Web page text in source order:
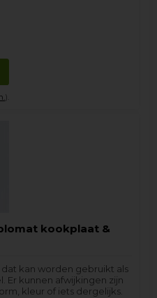
).
kookplaat &
kan worden gebruikt als
Er kunnen afwijkingen zijn
kleur of iets dergelijks.